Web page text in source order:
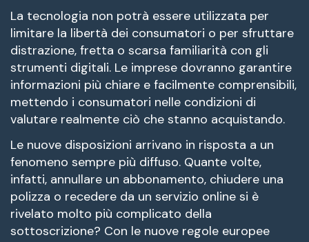
La tecnologia non potrà essere utilizzata per
limitare la libertà dei consumatori o per sfruttare
distrazione, fretta o scarsa familiarità con gli
strumenti digitali. Le imprese dovranno garantire
informazioni più chiare e facilmente comprensibili,
mettendo i consumatori nelle condizioni di
valutare realmente ciò che stanno acquistando.
Le nuove disposizioni arrivano in risposta a un
fenomeno sempre più diffuso. Quante volte,
infatti, annullare un abbonamento, chiudere una
polizza o recedere da un servizio online si è
rivelato molto più complicato della
sottoscrizione? Con le nuove regole europee